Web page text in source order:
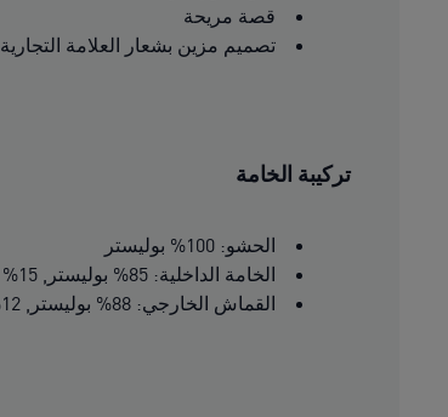
قصة مريحة
تصميم مزين بشعار العلامة التجارية PUMA
تركيبة الخامة
الحشو: 100% بوليستر
الخامة الداخلية: 85% بوليستر, 15% مطاط
القماش الخارجي: 88% بوليستر, 12% مطاط